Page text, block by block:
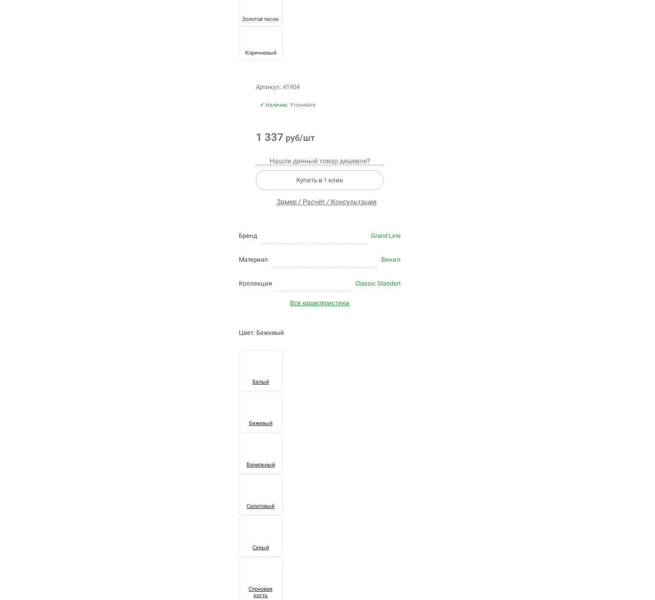
Золотой песок
Коричневый
Артикул: 41904
✓ Наличие: Уточняйте
1 337 руб/шт
Нашли данный товар дешевле?
Купить в 1 клик
Замер / Расчёт / Консультация
Бренд Grand Line
Материал Винил
Коллекция Classic Standart
Все характеристики
Цвет: Бежевый
Белый
Бежевый
Ванильный
Салатовый
Серый
Слоновая
кость